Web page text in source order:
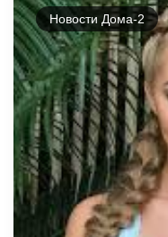
Новости Дома-2